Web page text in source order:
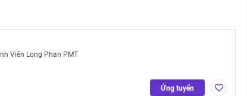
Viên Long Phan PMT
Ứng tuyển